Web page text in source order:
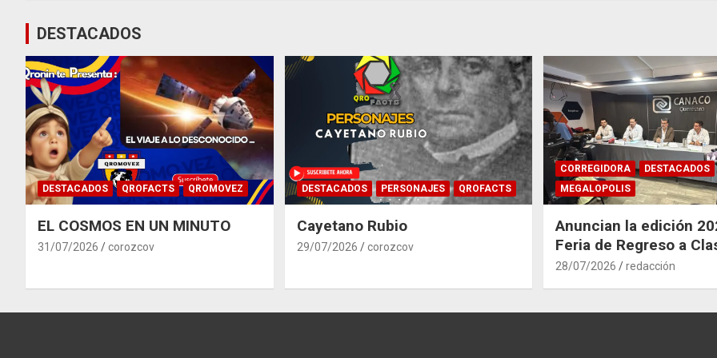
entradas
DESTACADOS
DESTACADOS QROFACTS QROMOVEZ
EL COSMOS EN UN MINUTO
31/07/2026 corozcov
DESTACADOS PERSONAJES QROFACTS
Cayetano Rubio
29/07/2026 corozcov
CORREGIDORA
DESTACADOS
MEGALOPOLIS
Anuncian la edición
Feria de Regreso a
Corregidora
28/07/2026 redacción